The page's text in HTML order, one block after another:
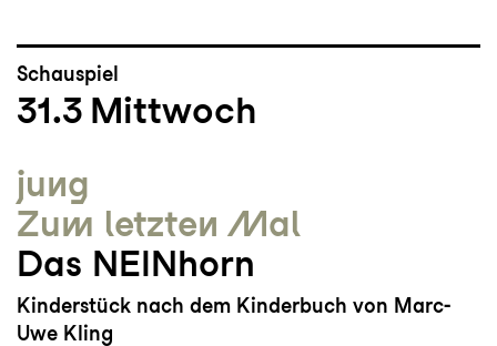
Schauspiel
31.3 Mittwoch
jung
Zum letzten Mal
Das NEINhorn
Kinderstück nach dem Kinderbuch von Marc-
Uwe Kling